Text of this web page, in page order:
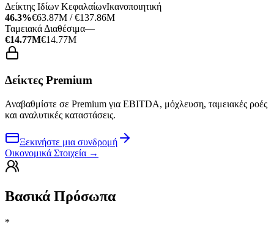
Δείκτης Ιδίων ΚεφαλαίωνΙκανοποιητική
46.3%€63.87M / €137.86M
Ταμειακά Διαθέσιμα—
€14.77M€14.77M
Δείκτες Premium
Αναβαθμίστε σε Premium για EBITDA, μόχλευση, ταμειακές ροές
και αναλυτικές καταστάσεις.
Ξεκινήστε μια συνδρομή
Οικονομικά Στοιχεία →
Βασικά Πρόσωπα
*